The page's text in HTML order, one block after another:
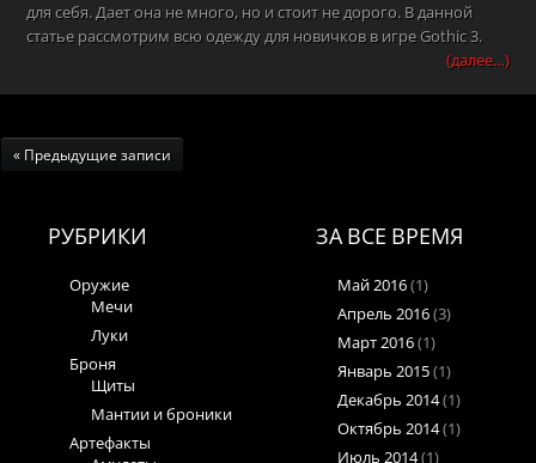
для себя. Дает она не много, но и стоит не дорого. В данной
статье рассмотрим всю одежду для новичков в игре Gothic 3.
(далее…)
« Предыдущие записи
РУБРИКИ
Оружие
Мечи
Луки
Броня
Щиты
Мантии и броники
Артефакты
ЗА ВСЕ ВРЕМЯ
Май 2016(1)
Апрель 2016(3)
Март 2016(1)
Январь 2015(1)
Декабрь 2014(1)
Октябрь 2014(1)
Июль 2014(1)